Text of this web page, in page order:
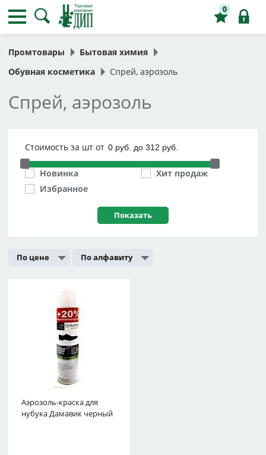
0
Промтовары
Бытовая химия
Обувная косметика
Спрей, аэрозоль
Спрей, аэрозоль
Стоимость за шт от
Новинка
Избранное
Хит продаж
По цене По алфавиту
Аэрозоль-краска для
нубука Дамавик черный